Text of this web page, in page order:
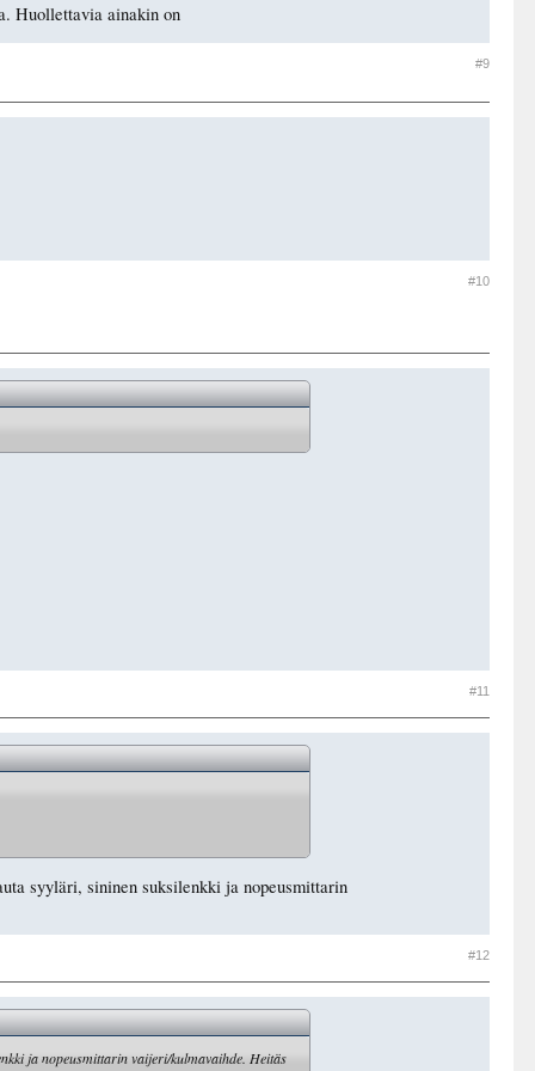
Huollettavia ainakin on
#9
#10
#11
syyläri, sininen suksilenkki ja nopeusmittarin
#12
ja nopeusmittarin vaijeri/kulmavaihde. Heitäs